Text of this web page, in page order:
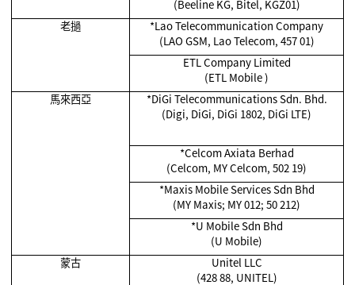
(Beeline KG, Bitel, KGZ01)
老撾
*Lao Telecommunication Company
(LAO GSM, Lao Telecom, 457 01)
ETL Company Limited
(ETL Mobile )
馬來西亞
*DiGi Telecommunications Sdn. Bhd.
(Digi, DiGi, DiGi 1802, DiGi LTE)
*Celcom Axiata Berhad
(Celcom, MY Celcom, 502 19)
*Maxis Mobile Services Sdn Bhd
(MY Maxis; MY 012; 50 212)
*U Mobile Sdn Bhd
(U Mobile)
蒙古
Unitel LLC
(428 88, UNITEL)